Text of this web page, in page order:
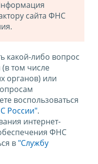
сайта ФНС
какой-либо вопрос
том числе
органов) или
воспользоваться
России".
интернет-
ФНС
в "Службу